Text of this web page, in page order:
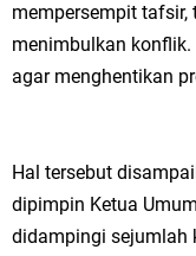
mempersempit tafsir,
menimbulkan konflik.
agar menghentikan
Hal tersebut
dipimpin Ketua
didampingi sejumlah